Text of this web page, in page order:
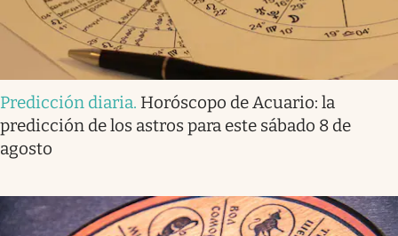
Predicción diaria. Horóscopo de Acuario: la
predicción de los astros para este sábado 8 de
agosto